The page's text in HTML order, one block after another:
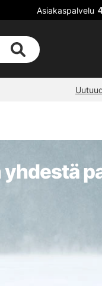
Asiakaspalvelu